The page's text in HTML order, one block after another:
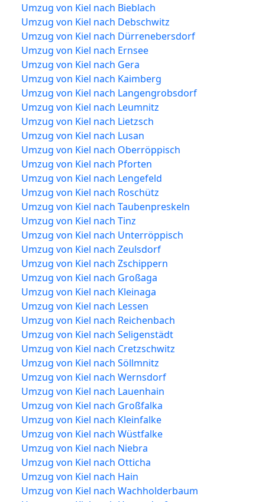
Umzug von Kiel nach Bieblach
Umzug von Kiel nach Debschwitz
Umzug von Kiel nach Dürrenebersdorf
Umzug von Kiel nach Ernsee
Umzug von Kiel nach Gera
Umzug von Kiel nach Kaimberg
Umzug von Kiel nach Langengrobsdorf
Umzug von Kiel nach Leumnitz
Umzug von Kiel nach Lietzsch
Umzug von Kiel nach Lusan
Umzug von Kiel nach Oberröppisch
Umzug von Kiel nach Pforten
Umzug von Kiel nach Lengefeld
Umzug von Kiel nach Roschütz
Umzug von Kiel nach Taubenpreskeln
Umzug von Kiel nach Tinz
Umzug von Kiel nach Unterröppisch
Umzug von Kiel nach Zeulsdorf
Umzug von Kiel nach Zschippern
Umzug von Kiel nach Großaga
Umzug von Kiel nach Kleinaga
Umzug von Kiel nach Lessen
Umzug von Kiel nach Reichenbach
Umzug von Kiel nach Seligenstädt
Umzug von Kiel nach Cretzschwitz
Umzug von Kiel nach Söllmnitz
Umzug von Kiel nach Wernsdorf
Umzug von Kiel nach Lauenhain
Umzug von Kiel nach Großfalka
Umzug von Kiel nach Kleinfalke
Umzug von Kiel nach Wüstfalke
Umzug von Kiel nach Niebra
Umzug von Kiel nach Otticha
Umzug von Kiel nach Hain
Umzug von Kiel nach Wachholderbaum